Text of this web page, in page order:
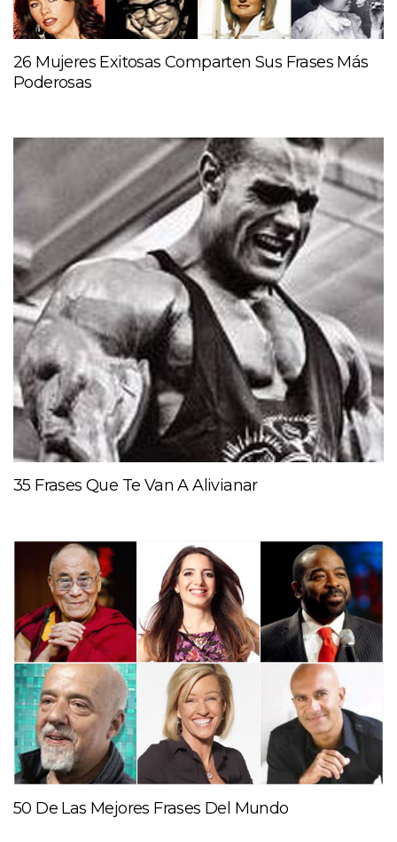
26 Mujeres Exitosas Comparten Sus Frases Más
Poderosas
35 Frases Que Te Van A Alivianar
50 De Las Mejores Frases Del Mundo